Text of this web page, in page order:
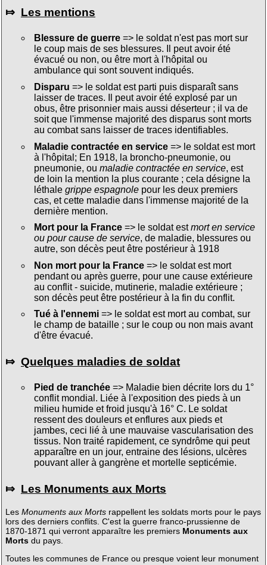
⤇ Les mentions
Blessure de guerre=> le soldat n'est pas mort sur
le coup mais de ses blessures. Il peut avoir été
évacué ou non, ou être mort à l'hôpital ou
ambulance qui sont souvent indiqués.
Disparu => le soldat est parti puis disparaît sans
laisser de traces. Il peut avoir été explosé par un
obus, être prisonnier mais aussi déserteur ; il va de
soit que l'immense majorité des disparus sont morts
au combat sans laisser de traces identifiables.
Maladie contractée en service=> le soldat est mort
à l'hôpital; En 1918, la broncho-pneumonie, ou
pneumonie, ou maladie contractée en service, est
de loin la mention la plus courante ; cela désigne la
léthale grippe espagnolepour les deux premiers
cas, et cette maladie dans l'immense majorité de la
dernière mention.
Mort pour la France=> le soldat estmort en service
ou pour cause de service, de maladie, blessures ou
autre, son décès peut être postérieur à 1918
Non mort pour la France=> le soldat est mort
pendant ou après guerre, pour une cause extérieure
au conflit - suicide, mutinerie, maladie extérieure ;
son décès peut être postérieur à la fin du conflit.
Tué à l'ennemi=> le soldat est mort au combat, sur
le champ de bataille ; sur le coup ou non mais avant
d'être évacué.
⤇ Quelques maladies de soldat
Pied de tranchée=> Maladie bien décrite lors du 1°
conflit mondial. Liée à l'exposition des pieds à un
milieu humide et froid jusqu'à 16° C. Le soldat
ressent des douleurs et enflures aux pieds et
jambes, ceci lié à une mauvaise vascularisation des
tissus. Non traité rapidement, ce syndrôme qui peut
apparaître en un jour, entraine des lésions, ulcères
pouvant aller à gangrène et mortelle septicémie.
⤇ Les Monuments aux Morts
Les Monuments aux Mortsrappellent les soldats morts pour le pays
lors des derniers conflits. C'est la guerre franco-prussienne de
1870-1871 qui verront apparaître les premiers Monuments aux
Mortsdu pays.
Toutes les communes de France ou presque voient leur monument